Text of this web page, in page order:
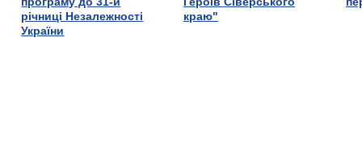
річниці Незалежності
України
краю"